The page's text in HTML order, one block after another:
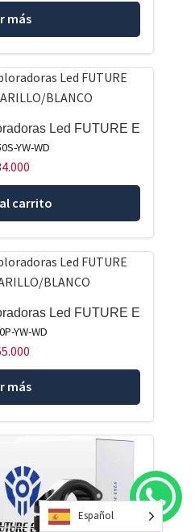
más
Led FUTURE E
YW-WD
carrito
Led FUTURE E
YW-WD
más
Español